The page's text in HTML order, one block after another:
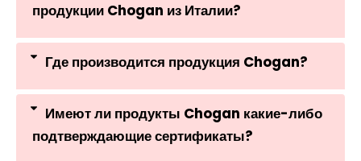
продукции Chogan из Италии?
Где производится продукция Chogan?
Имеют ли продукты Chogan какие-либо
подтверждающие сертификаты?